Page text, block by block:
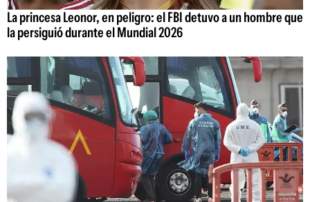
La princesa Leonor, en peligro: el FBI detuvo a un hombre que
la persiguió durante el Mundial 2026